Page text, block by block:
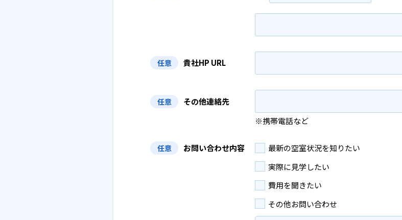
任意 貴社HP URL
任意
その他連絡先
※携帯電話など
任意 お問い合わせ内容
最新の空室状況を知りたい
実際に見学したい
費用を聞きたい
その他お問い合わせ